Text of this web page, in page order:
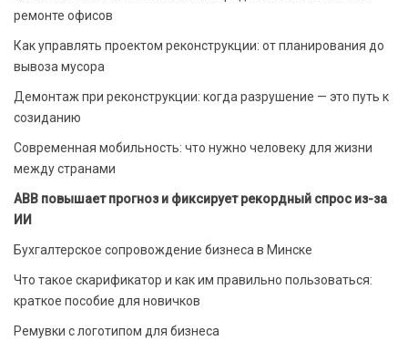
ремонте офисов
Как управлять проектом реконструкции: от планирования до
вывоза мусора
Демонтаж при реконструкции: когда разрушение — это путь к
созиданию
Современная мобильность: что нужно человеку для жизни
между странами
ABB повышает прогноз и фиксирует рекордный спрос из-за
ИИ
Бухгалтерское сопровождение бизнеса в Минске
Что такое скарификатор и как им правильно пользоваться:
краткое пособие для новичков
Ремувки с логотипом для бизнеса